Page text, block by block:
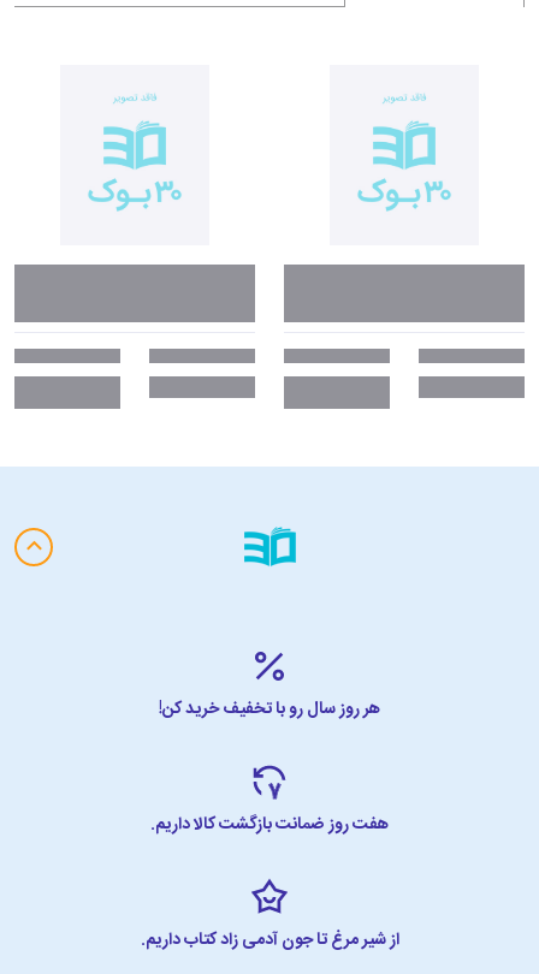
هر روز سال رو با تخفیف خرید کن!
هفت روز ضمانت بازگشت کالا داریم.
از شیر مرغ تا جون آدمی زاد کتاب داریم.